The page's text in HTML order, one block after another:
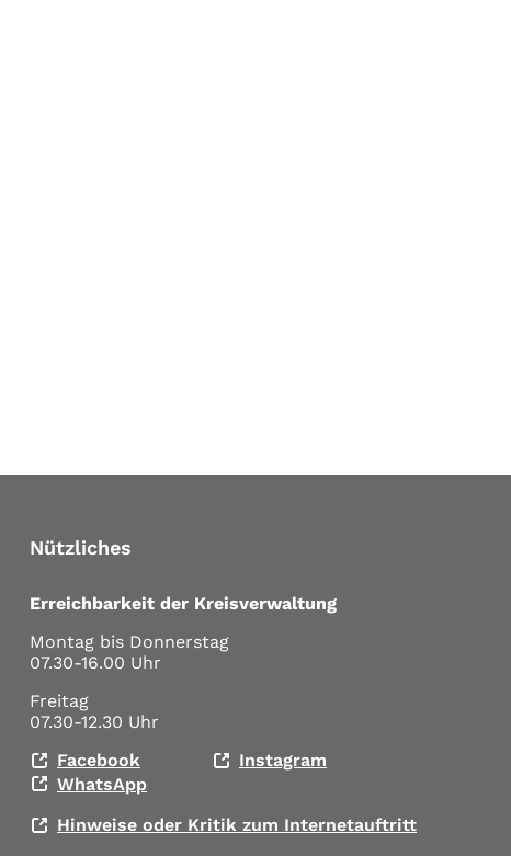
Nützliches
Erreichbarkeit der Kreisverwaltung
Montag bis Donnerstag
07.30-16.00 Uhr
Freitag
07.30-12.30 Uhr
Facebook
Instagram
WhatsApp
Hinweise oder Kritik zum Internetauftritt